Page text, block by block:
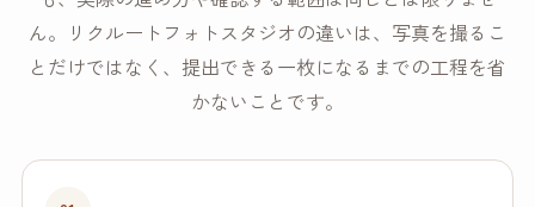
ん。リクルートフォトスタジオの違いは、写真を撮るこ
とだけではなく、提出できる一枚になるまでの工程を省
かないことです。